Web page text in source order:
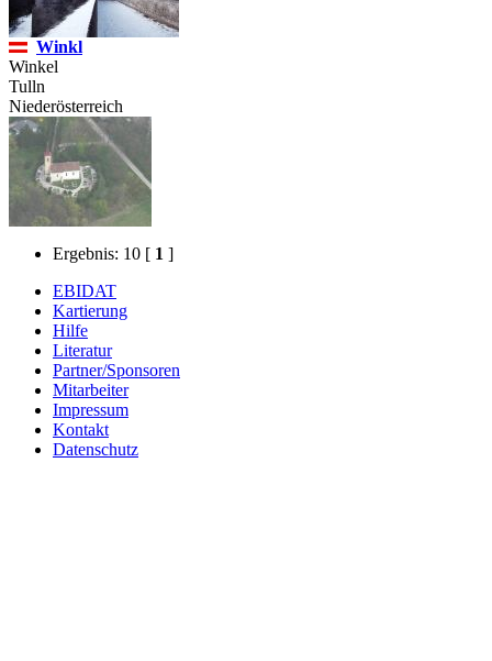
Winkl
Winkel
Tulln
Niederösterreich
Ergebnis: 10 [ 1 ]
EBIDAT
Kartierung
Hilfe
Literatur
Partner/Sponsoren
Mitarbeiter
Impressum
Kontakt
Datenschutz